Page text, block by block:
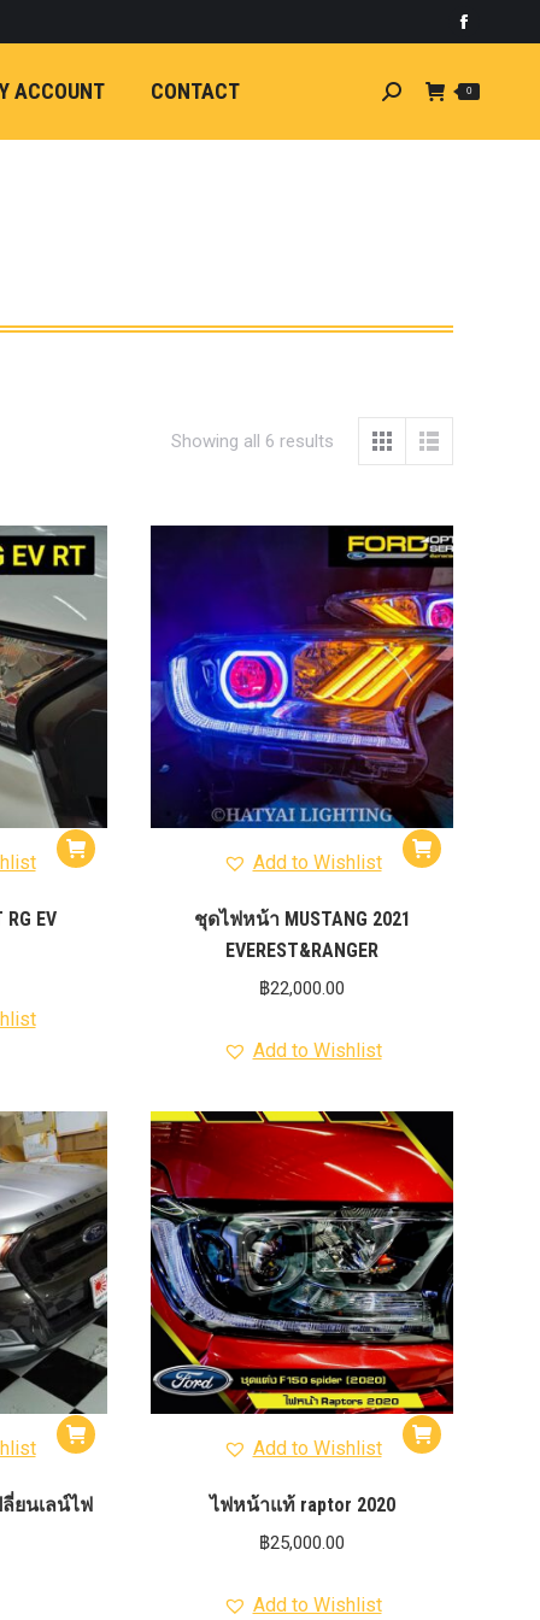
ACCOUNT CONTACT Search: 0
Showing all 6 results
EV
Add to Wishlist
ชุดไฟหน้า MUSTANG 2021
EVEREST&RANGER
฿22,000.00
Add to Wishlist
ยนเลน์ไฟ
Add to Wishlist
ไฟหน้าแท้ raptor 2020
฿25,000.00
Add to Wishlist
ยไฟฟ้า
น
าด
T6ตรง
า Option
4WD
ศา
อลูมิเนียม